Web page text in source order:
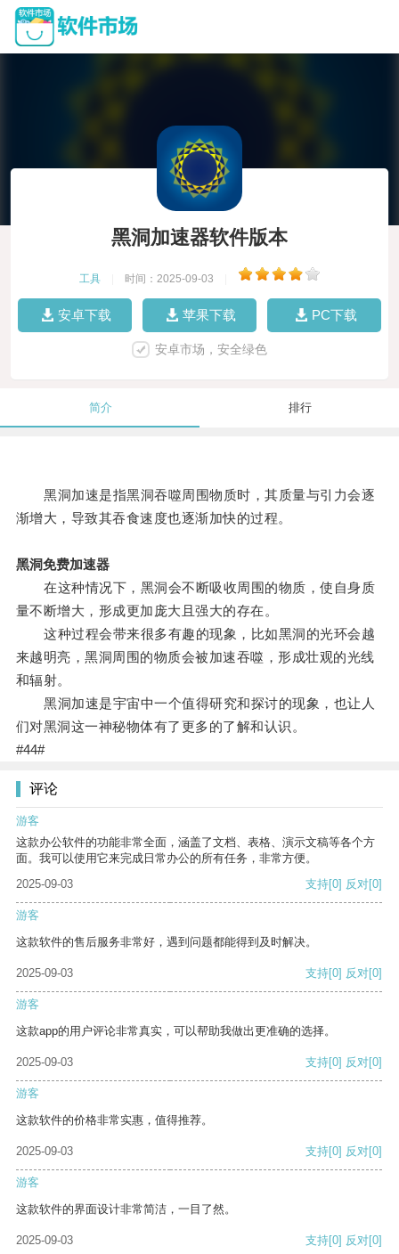
黑洞加速器软件版本
工具 时间：2025-09-03
安卓下载 苹果下载 PC下载
安卓市场，安全绿色
简介 排行
黑洞加速是指黑洞吞噬周围物质时，其质量与引力会逐
渐增大，导致其吞食速度也逐渐加快的过程。
黑洞免费加速器
在这种情况下，黑洞会不断吸收周围的物质，使自身质
量不断增大，形成更加庞大且强大的存在。
这种过程会带来很多有趣的现象，比如黑洞的光环会越
来越明亮，黑洞周围的物质会被加速吞噬，形成壮观的光线
和辐射。
黑洞加速是宇宙中一个值得研究和探讨的现象，也让人
们对黑洞这一神秘物体有了更多的了解和认识。
#44#
评论
游客
这款办公软件的功能非常全面，涵盖了文档、表格、演示文稿等各个方
面。我可以使用它来完成日常办公的所有任务，非常方便。
2025-09-03
支持[0] 反对[0]
游客
这款软件的售后服务非常好，遇到问题都能得到及时解决。
2025-09-03 支持[0] 反对[0]
游客
这款app的用户评论非常真实，可以帮助我做出更准确的选择。
2025-09-03 支持[0] 反对[0]
游客
这款软件的价格非常实惠，值得推荐。
2025-09-03 支持[0] 反对[0]
游客
这款软件的界面设计非常简洁，一目了然。
2025-09-03 支持[0] 反对[0]